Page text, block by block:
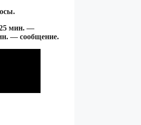
25 мин. —
— сообщение.